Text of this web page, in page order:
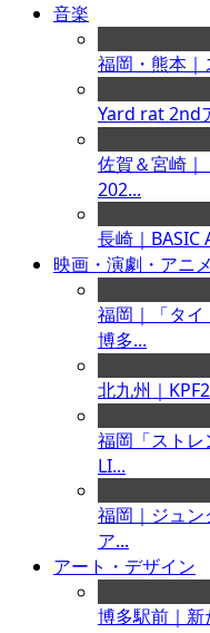
音楽
福岡・熊本
Yard rat 2nd
佐賀＆宮崎
202...
長崎｜BASIC
映画・演劇・アニ
福岡｜「タイ
博多...
北九州｜
福岡「ストレ
LI...
福岡｜ジュ
ア...
アート・デザイン
博多駅前｜